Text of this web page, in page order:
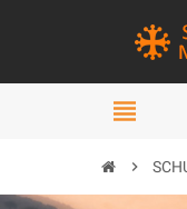
view_headline
chevron_right